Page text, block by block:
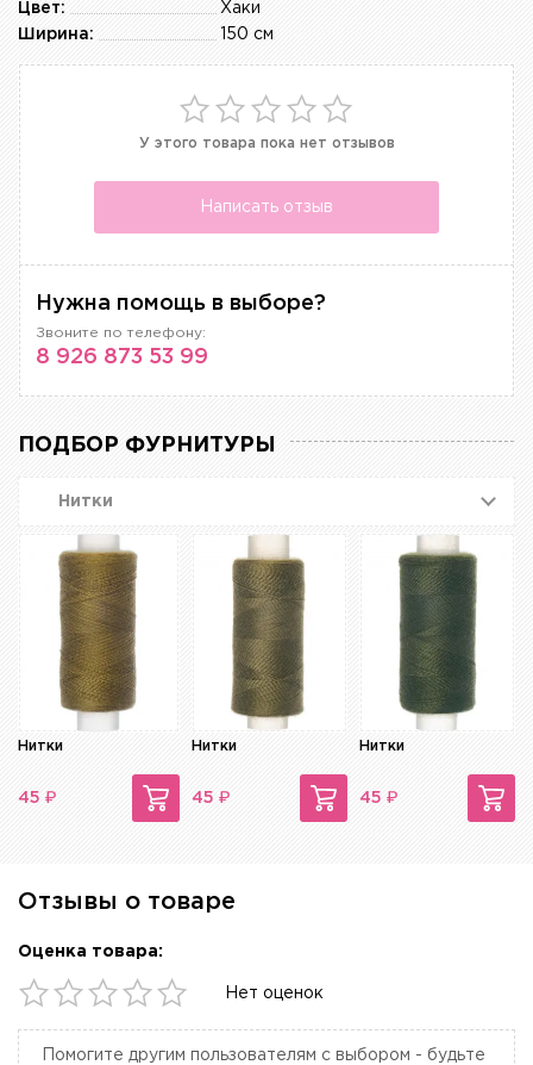
Хаки
Цвет:
150 см
Ширина:
У этого товара пока нет отзывов
Написать отзыв
Нужна помощь в выборе?
Звоните по телефону:
8 926 873 53 99
ПОДБОР ФУРНИТУРЫ
Нитки
Нитки
45 ₽
Нитки
45 ₽
Нитки
45 ₽
Отзывы о товаре
Оценка товара:
Нет оценок
Помогите другим пользователям с выбором - будьте